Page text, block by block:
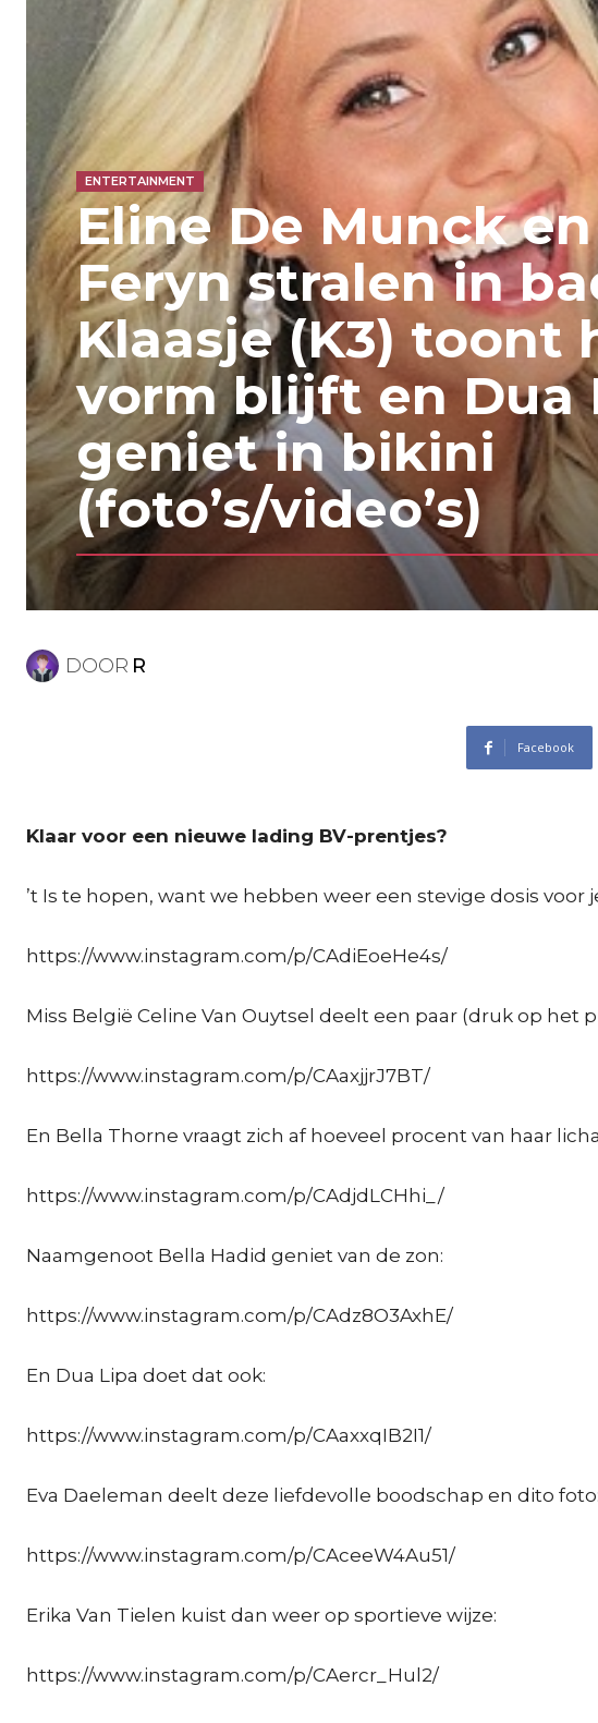
ENTERTAINMENT
Eline De Munck
Feryn stralen in
Klaasje (K3) toont
vorm blijft en Dua
geniet in bikini
(foto’s/video’s)
DOOR R
Facebook
Klaar voor een nieuwe lading BV-prentjes?
’t Is te hopen, want we hebben weer een stevige dosis
https://www.instagram.com/p/CAdiEoeHe4s/
Miss België Celine Van Ouytsel deelt een paar (druk op het
https://www.instagram.com/p/CAaxjjrJ7BT/
En Bella Thorne vraagt zich af hoeveel procent van haar
https://www.instagram.com/p/CAdjdLCHhi_/
Naamgenoot Bella Hadid geniet van de zon:
https://www.instagram.com/p/CAdz8O3AxhE/
En Dua Lipa doet dat ook:
https://www.instagram.com/p/CAaxxqIB2I1/
Eva Daeleman deelt deze liefdevolle boodschap en dito foto:
https://www.instagram.com/p/CAceeW4Au51/
Erika Van Tielen kuist dan weer op sportieve wijze:
https://www.instagram.com/p/CAercr_Hul2/